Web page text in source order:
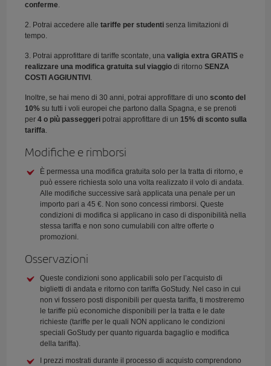
conferme.
2. Potrai accedere alle tariffe per studentisenza limitazioni di
tempo.
3. Potrai approfittare di tariffe scontate, una valigia extra GRATISe
realizzare una modifica gratuita sul viaggiodi ritorno SENZA
COSTI AGGIUNTIVI .
Inoltre, se hai meno di 30 anni, potrai approfittare di uno sconto del
10%su tutti i voli europei che partono dalla Spagna, e se prenoti
per 4 o più passeggeripotrai approfittare di un 15% di sconto sulla
tariffa.
Modifiche e rimborsi
È permessa una modifica gratuita solo per la tratta di ritorno, e
può essere richiesta solo una volta realizzato il volo di andata.
Alle modifiche successive sarà applicata una penale per un
importo pari a 45 €. Non sono concessi rimborsi. Queste
condizioni di modifica si applicano in caso di disponibilità nella
stessa tariffa e non sono cumulabili con altre offerte o
promozioni.
Osservazioni
Queste condizioni sono applicabili solo per l’acquisto di
biglietti di andata e ritorno con tariffa GoStudy. Nel caso in cui
non vi fossero posti disponibili per questa tariffa, ti mostreremo
le tariffe più economiche disponibili per la tratta e le date
richieste (tariffe per le quali NON applicano le condizioni
speciali GoStudy per quanto riguarda bagaglio e modifica
della tariffa).
I prezzi mostrati durante il processo di acquisto comprendono